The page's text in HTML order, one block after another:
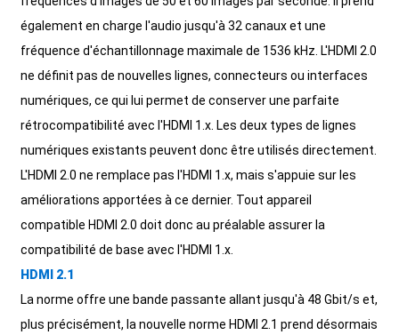
également en charge l'audio jusqu'à 32 canaux et une
fréquence d'échantillonnage maximale de 1536 kHz. L'HDMI 2.0
ne définit pas de nouvelles lignes, connecteurs ou interfaces
numériques, ce qui lui permet de conserver une parfaite
rétrocompatibilité avec l'HDMI 1.x. Les deux types de lignes
numériques existants peuvent donc être utilisés directement.
L'HDMI 2.0 ne remplace pas l'HDMI 1.x, mais s'appuie sur les
améliorations apportées à ce dernier. Tout appareil
compatible HDMI 2.0 doit donc au préalable assurer la
compatibilité de base avec l'HDMI 1.x.
HDMI 2.1
La norme offre une bande passante allant jusqu'à 48 Gbit/s et,
plus précisément, la nouvelle norme HDMI 2.1 prend désormais